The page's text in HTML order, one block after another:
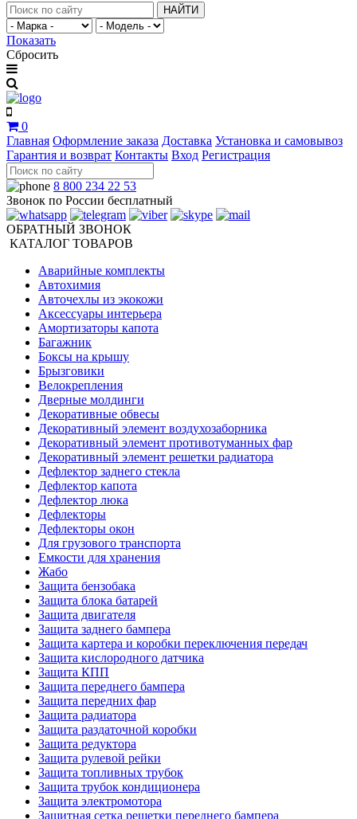
НАЙТИ
Показать
Сбросить
0
Главная Оформление заказа Доставка Установка и самовывоз
Гарантия и возврат Контакты Вход Регистрация
8 800 234 22 53
Звонок по России бесплатный
ОБРАТНЫЙ ЗВОНОК
КАТАЛОГ ТОВАРОВ
Аварийные комплекты
Автохимия
Авточехлы из экокожи
Аксессуары интерьера
Амортизаторы капота
Багажник
Боксы на крышу
Брызговики
Велокрепления
Дверные молдинги
Декоративные обвесы
Декоративный элемент воздухозаборника
Декоративный элемент противотуманных фар
Декоративный элемент решетки радиатора
Дефлектор заднего стекла
Дефлектор капота
Дефлектор люка
Дефлекторы
Дефлекторы окон
Для грузового транспорта
Емкости для хранения
Жабо
Защита бензобака
Защита блока батарей
Защита двигателя
Защита заднего бампера
Защита картера и коробки переключения передач
Защита кислородного датчика
Защита КПП
Защита переднего бампера
Защита передних фар
Защита радиатора
Защита раздаточной коробки
Защита редуктора
Защита рулевой рейки
Защита топливных трубок
Защита трубок кондиционера
Защита электромотора
Защитная сетка решетки переднего бампера